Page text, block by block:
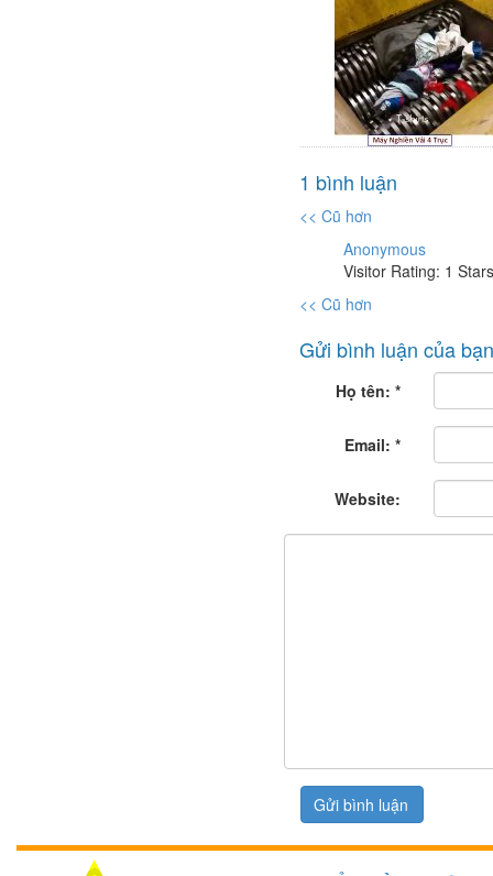
1 bình luận
<< Cũ hơn
Anonymous
Visitor Rating: 1
<< Cũ hơn
Gửi bình luận của
Họ tên: *
Email: *
Website: